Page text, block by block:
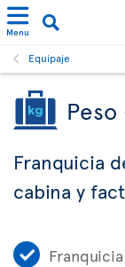
Menu
Equipaje
Franquicia
cabina y